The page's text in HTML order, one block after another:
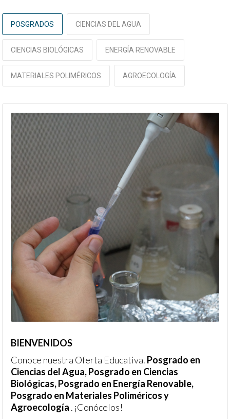
POSGRADOS CIENCIAS DEL AGUA
CIENCIAS BIOLÓGICAS ENERGÍA RENOVABLE
MATERIALES POLIMÉRICOS AGROECOLOGÍA
BIENVENIDOS
Conoce nuestra Oferta Educativa. Posgrado en
Ciencias del Agua, Posgrado en Ciencias
Biológicas, Posgrado en Energía Renovable,
Posgrado en Materiales Poliméricos y
Agroecología . ¡Conócelos!